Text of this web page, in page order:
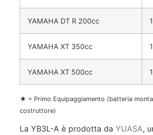
YAMAHA DT R 200cc
YAMAHA XT 350cc
YAMAHA XT 500cc
★ = Primo Equipaggiamento (batteria
costruttore)
La YB3L-A è prodotta da YUASA,